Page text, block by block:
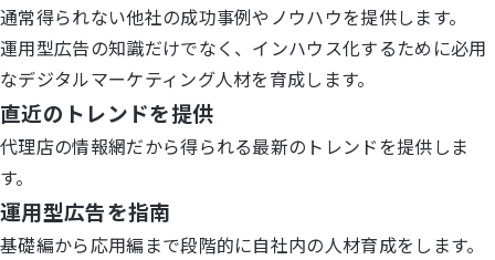
通常得られない他社の成功事例やノウハウを提供します。
運用型広告の知識だけでなく、インハウス化するために必用
なデジタルマーケティング人材を育成します。
直近のトレンドを提供
代理店の情報網だから得られる最新のトレンドを提供しま
す。
運用型広告を指南
基礎編から応用編まで段階的に自社内の人材育成をします。